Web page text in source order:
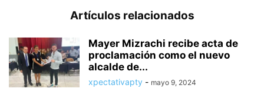
Artículos relacionados
Mayer Mizrachi recibe acta de
proclamación como el nuevo
alcalde de...
xpectativapty - mayo 9, 2024